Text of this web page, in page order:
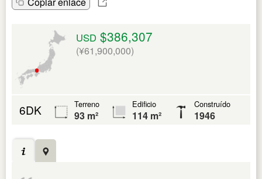
USD $386,307
(¥61,900,000)
6DK Terreno
93 m²
Edificio
114 m²
Construído
1946